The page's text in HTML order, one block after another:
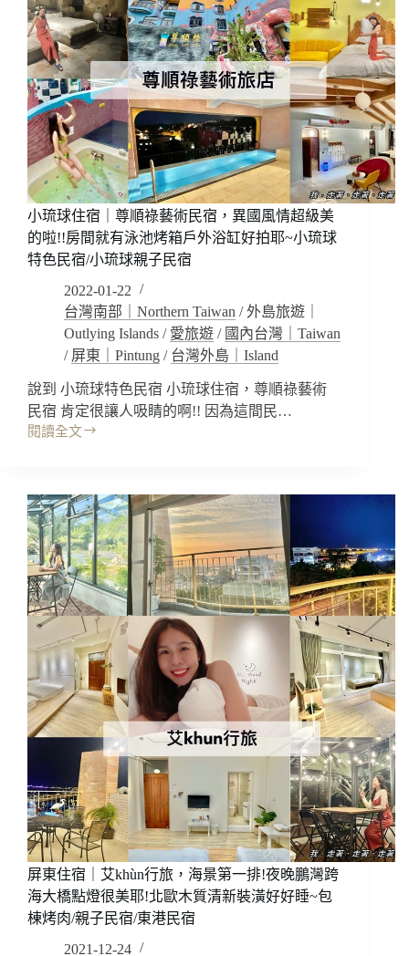
見
全
白
希
臘
風
建
築
超
好
拍!!
找
回
遺
小
琉
球
宿
小琉球住宿｜尊順祿藝術民宿，異國風情超級美
的啦!!房間就有泳池烤箱戶外浴缸好拍耶~小琉球
特色民宿/小琉球親子民宿
2022-01-22
台灣南部｜Northern Taiwan /外島旅遊｜
Outlying Islands / 愛旅遊 / 國內台灣｜Taiwan
/ 屏東｜Pintung / 台灣外島｜Island
說到 小琉球特色民宿 小琉球住宿，尊順祿藝術
民宿 肯定很讓人吸睛的啊!! 因為這間民…
閱讀全文
小
住
宿
｜
尊
順
祿
藝
術
民
宿，
異
國
風
級
美
的
啦!!
房
間
就
有
屏東住宿｜艾khùn行旅，海景第一排!夜晚鵬灣跨
海大橋點燈很美耶!北歐木質清新裝潢好好睡~包
棟烤肉/親子民宿/東港民宿
2021-12-24